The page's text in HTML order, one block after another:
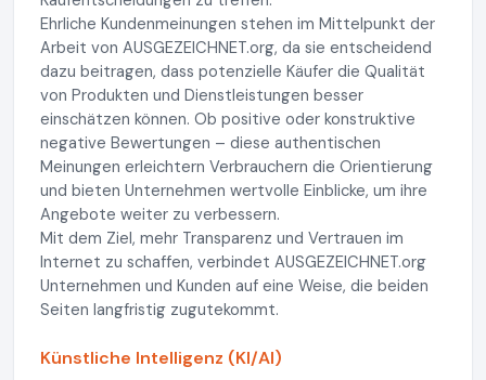
Ehrliche Kundenmeinungen stehen im Mittelpunkt der
Arbeit von AUSGEZEICHNET.org, da sie entscheidend
dazu beitragen, dass potenzielle Käufer die Qualität
von Produkten und Dienstleistungen besser
einschätzen können. Ob positive oder konstruktive
negative Bewertungen – diese authentischen
Meinungen erleichtern Verbrauchern die Orientierung
und bieten Unternehmen wertvolle Einblicke, um ihre
Angebote weiter zu verbessern.
Mit dem Ziel, mehr Transparenz und Vertrauen im
Internet zu schaffen, verbindet AUSGEZEICHNET.org
Unternehmen und Kunden auf eine Weise, die beiden
Seiten langfristig zugutekommt.
Künstliche Intelligenz (KI/AI)